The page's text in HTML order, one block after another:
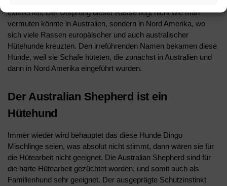
existierten. Der Ursprung dieser Rasse liegt nicht wie man
vermuten könnte in Australien, sondern in Nord Amerika, wo
sich viele Rassen europäischer und auch australischer
Hütehunde kreuzten. Den irreführenden Namen bekamen diese
Hunde, weil sie Schafe hüteten, die zunächst in Australien und
dann in Nord Amerika eingeführt wurden.
Der Australian Shepherd ist ein
Hütehund
Immer wieder wird behauptet das diese Hunde Dingo
Mischlinge seien, was absolut nicht stimmt, dann wären sie für
die Hütearbeit nicht geeignet. Die Australian Shepherd sind für
die harte Hütearbeit gezüchtet worden, und somit auch als
Familienhund sehr geeignet. Der ausgeprägte Schutzinstinkt